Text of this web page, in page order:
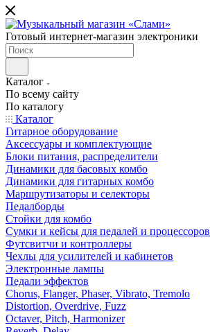
Готовый интернет-магазин электроники
Каталог
По всему сайту
По каталогу
Каталог
Гитарное оборудование
Аксессуары и комплектующие
Блоки питания, распределители
Динамики для басовых комбо
Динамики для гитарных комбо
Маршрутизаторы и селекторы
Педалборды
Стойки для комбо
Сумки и кейсы для педалей и процессоров
Футсвитчи и контроллеры
Чехлы для усилителей и кабинетов
Электронные лампы
Педали эффектов
Chorus, Flanger, Phaser, Vibrato, Tremolo
Distortion, Overdrive, Fuzz
Octaver, Pitch, Harmonizer